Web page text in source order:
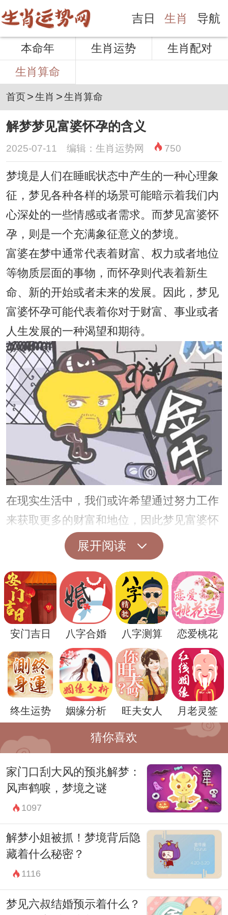
吉日 生肖 导航
本命年 生肖运势
生肖配对
生肖算命
首页>生肖 >生肖算命
解梦梦见富婆怀孕的含义
2025-07-11 编辑：生肖运势网 750
梦境是人们在睡眠状态中产生的一种心理象
征，梦见各种各样的场景可能暗示着我们内
心深处的一些情感或者需求。而梦见富婆怀
孕，则是一个充满象征意义的梦境。
富婆在梦中通常代表着财富、权力或者地位
等物质层面的事物，而怀孕则代表着新生
命、新的开始或者未来的发展。因此，梦见
富婆怀孕可能代表着你对于财富、事业或者
人生发展的一种渴望和期待。
在现实生活中，我们或许希望通过努力工作
来获取更多的财富和地位，因此梦见富婆怀
孕可能是一种潜意识的表达，暗示着我们对
于成功和繁荣的向往。
另一方面，梦见富婆怀孕也可能暗示着你在
现实中对于某种资源或者机会的渴望，希望
能够通过这样的机遇获得更多的好处和发
展。
不过，梦境并非一成不变，每个人的梦境会
因为个人的经历、情感和环境而有所不同。
因此，梦见富婆怀孕的含义也需要结合个人
的具体情况来进行解读。
总的来说，梦见富婆怀孕可能是一种对于成
功、发展和机遇的向往，暗示着你内心深处
对于更好生活的期待。在面对这样的梦境
时，不妨思考一下自己的目标和愿望，或许
可以从中找到一些启示和帮助。
展开阅读
安门吉日 八字合婚 八字测算 恋爱桃花
终生运势 姻缘分析 旺夫女人 月老灵签
猜你喜欢
家门口刮大风的预兆解梦：
风声鹤唳，梦境之谜
1097
解梦小姐被抓！梦境背后隐
藏着什么秘密？
1116
梦见六叔结婚预示着什么？